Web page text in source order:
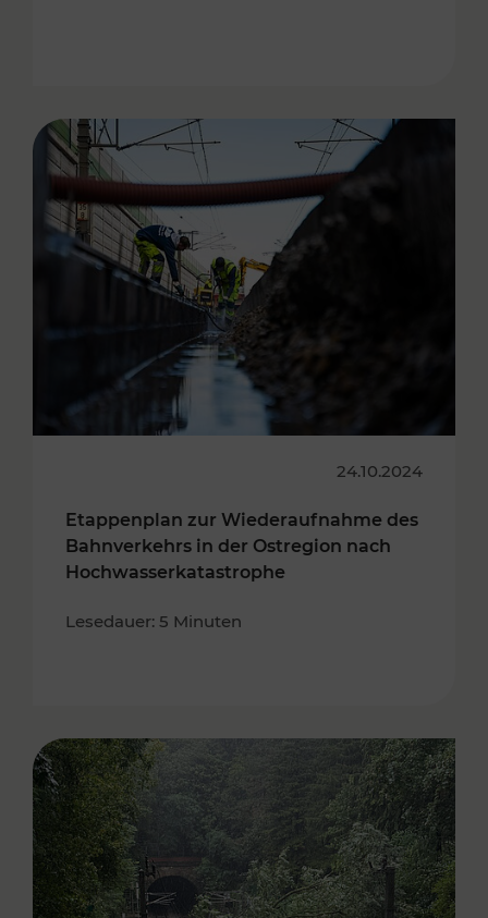
24.10.2024
Etappenplan zur Wiederaufnahme des
Bahnverkehrs in der Ostregion nach
Hochwasserkatastrophe
Lesedauer: 5 Minuten